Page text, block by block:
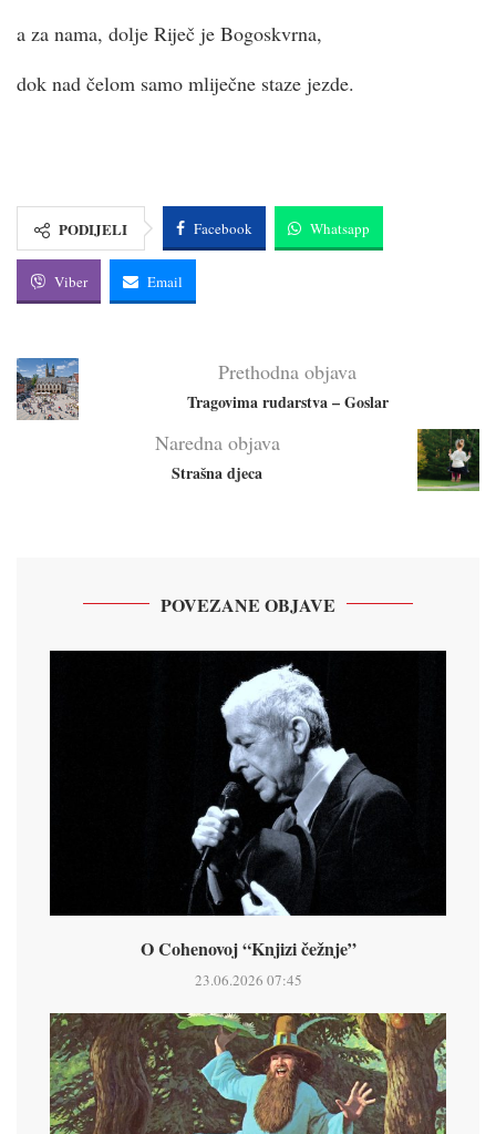
a za nama, dolje Riječ je Bogoskvrna,
dok nad čelom samo mliječne staze jezde.
PODIJELI Facebook Whatsapp
Viber Email
Prethodna objava
Tragovima rudarstva – Goslar
Naredna objava
Strašna djeca
POVEZANE OBJAVE
O Cohenovoj “Knjizi čežnje”
23.06.2026 07:45